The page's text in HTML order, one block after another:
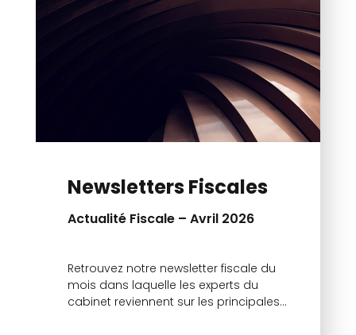
Newsletters Fiscales
Actualité Fiscale – Avril 2026
Retrouvez notre newsletter fiscale du
mois dans laquelle les experts du
cabinet reviennent sur les principales